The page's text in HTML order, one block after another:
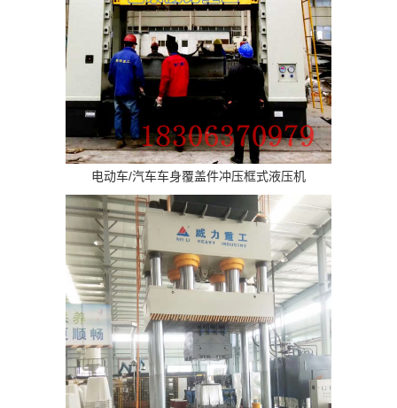
电动车/汽车车身覆盖件冲压框式液压机